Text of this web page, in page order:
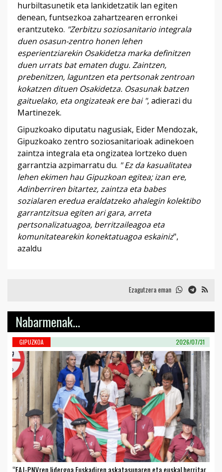
hurbiltasunetik eta lankidetzatik lan egiten
denean, funtsezkoa zahartzearen erronkei
erantzuteko. "Zerbitzu soziosanitario integrala
duen osasun-zentro honen lehen
esperientziarekin Osakidetza marka definitzen
duen urrats bat ematen dugu. Zaintzen,
prebenitzen, laguntzen eta pertsonak zentroan
kokatzen dituen Osakidetza. Osasunak batzen
gaituelako, eta ongizateak ere bai ", adierazi du
Martinezek.
Gipuzkoako diputatu nagusiak, Eider Mendozak,
Gipuzkoako zentro soziosanitarioak adinekoen
zaintza integrala eta ongizatea lortzeko duen
garrantzia azpimarratu du. " Ez da kasualitatea
lehen ekimen hau Gipuzkoan egitea; izan ere,
Adinberriren bitartez, zaintza eta babes
sozialaren eredua eraldatzeko ahalegin kolektibo
garrantzitsua egiten ari gara, arreta
pertsonalizatuagoa, berritzaileagoa eta
komunitatearekin konektatuagoa eskainiz",
azaldu
Ezagutzera eman
Nabarmenak...
GIPUZKOA 2026/07/31
“EAJ-PNVren lidergoa Euskadiren askatasunaren eta euskal herritar